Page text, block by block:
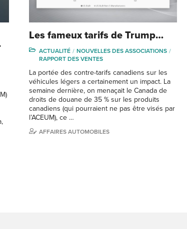
Les fameux tarifs de Trump…
ACTUALITÉ
NOUVELLES DES ASSOCIATIONS
RAPPORT DES VENTES
La portée des contre-tarifs canadiens sur les
véhicules légers a certainement un impact. La
semaine dernière, on menaçait le Canada de
droits de douane de 35 % sur les produits
canadiens (qui pourraient ne pas être visés par
l’ACEUM), ce …
AFFAIRES AUTOMOBILES